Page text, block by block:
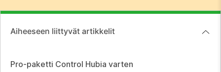
Aiheeseen liittyvät artikkelit
Pro-paketti Control Hubia varten